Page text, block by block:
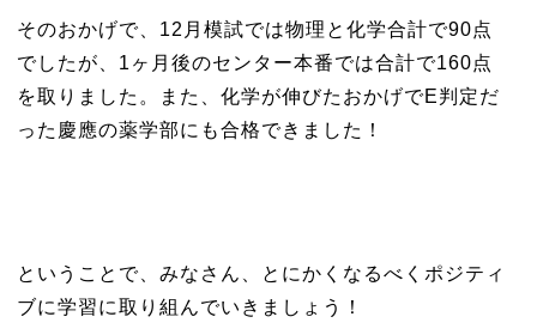
そのおかげで、12月模試では物理と化学合計で90点
でしたが、1ヶ月後のセンター本番では合計で160点
を取りました。また、化学が伸びたおかげでE判定だ
った慶應の薬学部にも合格できました！
ということで、みなさん、とにかくなるべくポジティ
ブに学習に取り組んでいきましょう！